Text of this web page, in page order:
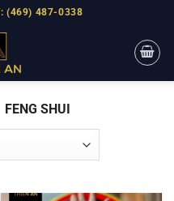
(469) 487-0338
FENG SHUI